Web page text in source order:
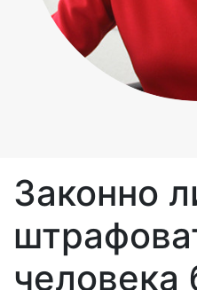
Законно
человека